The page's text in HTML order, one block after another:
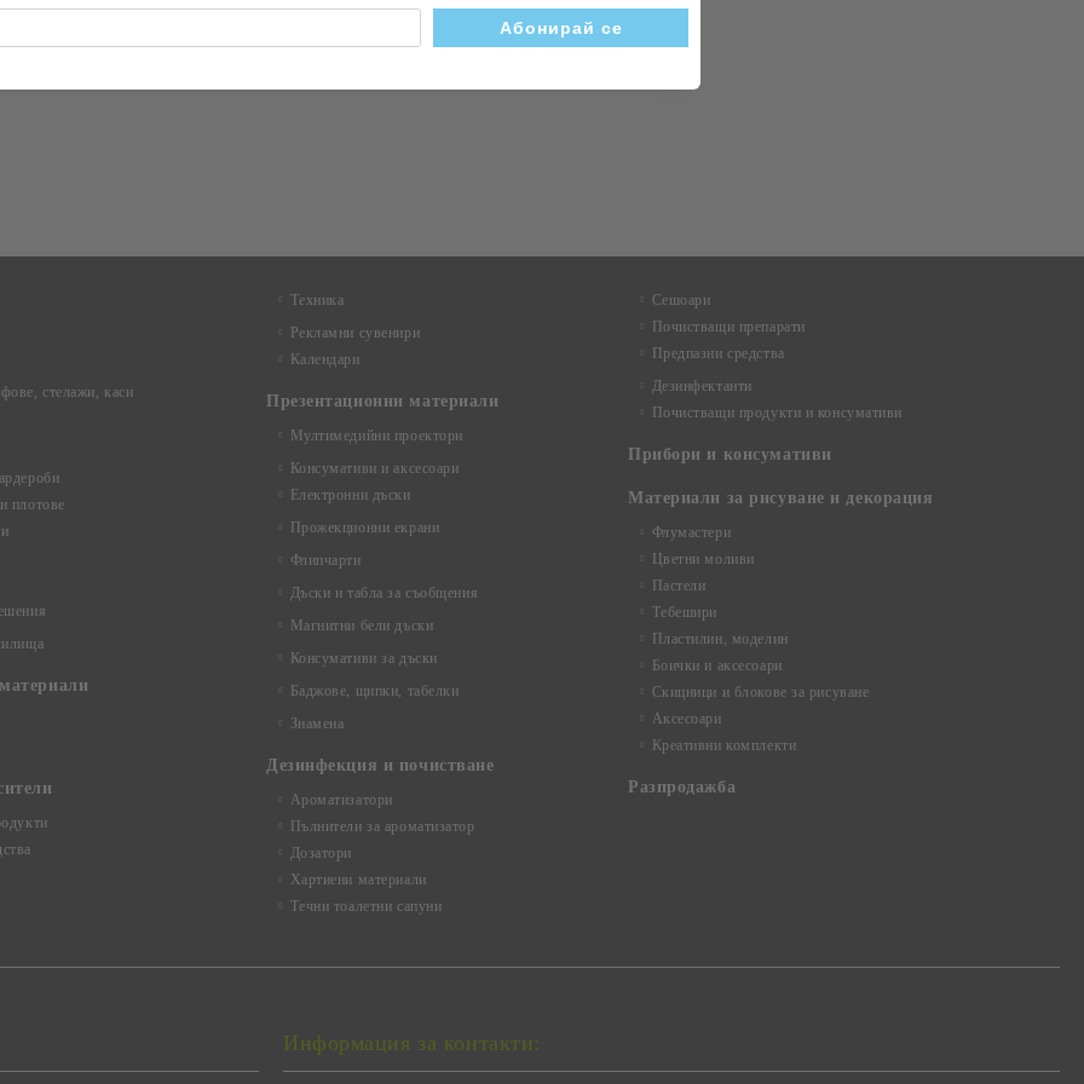
стелажи, каси
плотове
Техника
Рекламни сувенири
Календари
Презентационни материали
Мултимедийни проектори
Консумативи и аксесоари
Електронни дъски
Прожекционни екрани
Флипчарти
Дъски и табла за съобщения
Магнитни бели дъски
Консумативи за дъски
Баджове, щипки, табелки
Знамена
Дезинфекция и почистване
Ароматизатори
Пълнители за ароматизатор
Дозатори
Хартиени материали
Течни тоалетни сапуни
Сешоари
Почистващи препарати
Предпазни средства
Дезинфектанти
Почистващи продукти и консумативи
Прибори и консумативи
Материали за рисуване и декорация
Флумастери
Цветни моливи
Пастели
Тебешири
Пластилин, моделин
Боички и аксесоари
Скицници и блокове за рисуване
Аксесоари
Креативни комплекти
Разпродажба
Информация за контакти: